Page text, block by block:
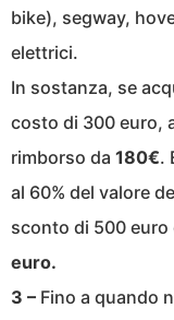
bike), segway,
elettrici.
In sostanza, se
costo di 300 euro,
rimborso da 180€.
al 60% del valore
sconto di 500
euro.
3 – Fino a quando